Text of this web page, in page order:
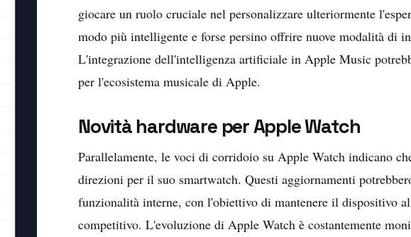
giocare un ruolo cruciale nel personalizzare ulteriormente
modo più intelligente e forse persino offrire nuove modalità di
L'integrazione dell'intelligenza artificiale in Apple Music
per l'ecosistema musicale di Apple.
Novità hardware per Apple Watch
Parallelamente, le voci di corridoio su Apple Watch indicano
direzioni per il suo smartwatch. Questi aggiornamenti
funzionalità interne, con l'obiettivo di mantenere il dispositivo
competitivo. L'evoluzione di Apple Watch è costantemente